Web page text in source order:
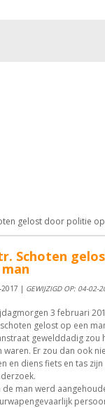
gelost door politie
Schoten
2017 | GEWIJZIGD OP: 04-02-
3 februari
gelost op een
gewelddadig zou
waren. Er zou dan ook
en diens fiets en tas
de man werd